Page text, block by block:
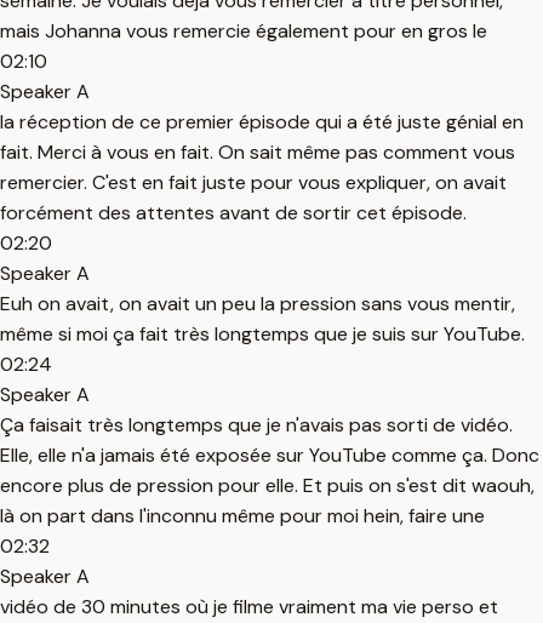
mais Johanna vous remercie également pour en gros le
02:10
Speaker A
la réception de ce premier épisode qui a été juste génial en
fait. Merci à vous en fait. On sait même pas comment vous
remercier. C'est en fait juste pour vous expliquer, on avait
forcément des attentes avant de sortir cet épisode.
02:20
Speaker A
Euh on avait, on avait un peu la pression sans vous mentir,
même si moi ça fait très longtemps que je suis sur YouTube.
02:24
Speaker A
Ça faisait très longtemps que je n'avais pas sorti de vidéo.
Elle, elle n'a jamais été exposée sur YouTube comme ça. Donc
encore plus de pression pour elle. Et puis on s'est dit waouh,
là on part dans l'inconnu même pour moi hein, faire une
02:32
Speaker A
vidéo de 30 minutes où je filme vraiment ma vie perso et